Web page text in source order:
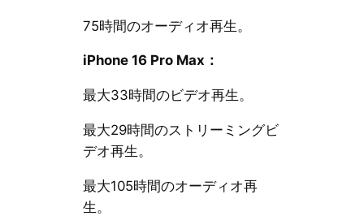
75時間のオーディオ再生。
iPhone 16 Pro Max：
最大33時間のビデオ再生。
最大29時間のストリーミングビ
デオ再生。
最大105時間のオーディオ再
生。